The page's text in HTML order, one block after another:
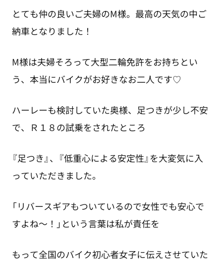
とても仲の良いご夫婦のM様。最高の天気の中ご
納車となりました！
M様は夫婦そろって大型二輪免許をお持ちとい
う、本当にバイクがお好きなお二人です♡
ハーレーも検討していた奥様、足つきが少し不安
で、Ｒ１８の試乗をされたところ
『足つき』、『低重心による安定性』を大変気に入
っていただきました。
「リバースギアもついているので女性でも安心で
すよね～！」という言葉は私が責任を
もって全国のバイク初心者女子に伝えさせていた